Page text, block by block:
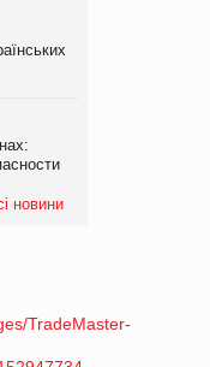
новини